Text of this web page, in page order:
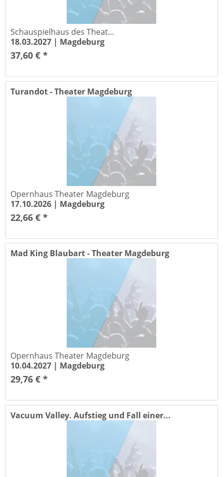
Schauspielhaus des Theat...
18.03.2027 | Magdeburg
37,60 € *
Turandot - Theater Magdeburg
Opernhaus Theater Magdeburg
17.10.2026 | Magdeburg
22,66 € *
Mad King Blaubart - Theater Magdeburg
Opernhaus Theater Magdeburg
10.04.2027 | Magdeburg
29,76 € *
Vacuum Valley. Aufstieg und Fall einer...